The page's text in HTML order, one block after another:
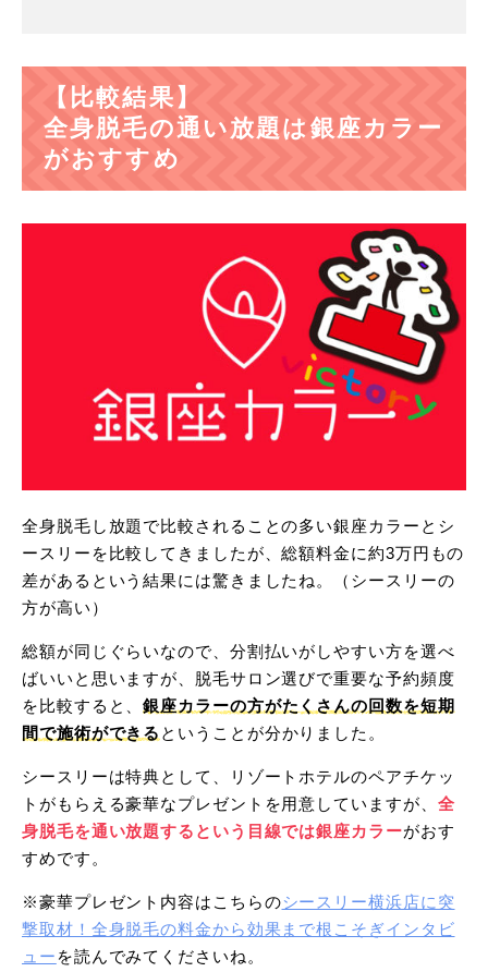
【比較結果】
全身脱毛の通い放題は銀座カラー
がおすすめ
全身脱毛し放題で比較されることの多い銀座カラーとシ
ースリーを比較してきましたが、総額料金に約3万円もの
差があるという結果には驚きましたね。（シースリーの
方が高い）
総額が同じぐらいなので、分割払いがしやすい方を選べ
ばいいと思いますが、脱毛サロン選びで重要な予約頻度
を比較すると、銀座カラーの方がたくさんの回数を短期
間で施術ができる ということが分かりました。
シースリーは特典として、リゾートホテルのペアチケッ
トがもらえる豪華なプレゼントを用意していますが、 全
身脱毛を通い放題するという目線では銀座カラーがおす
すめです。
※豪華プレゼント内容はこちらのシースリー横浜店に突
撃取材！全身脱毛の料金から効果まで根こそぎインタビ
ュー を読んでみてくださいね。